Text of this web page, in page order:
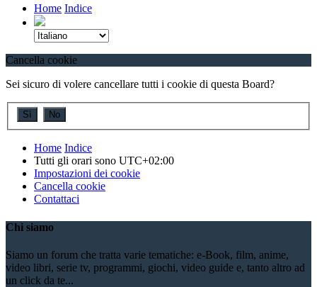
Home Indice
Cancella cookie
Sei sicuro di volere cancellare tutti i cookie di questa Board?
Home Indice
Tutti gli orari sono UTC+02:00
Impostazioni dei cookie
Cancella cookie
Contattaci
Chi siamo
Siamo un forum che tratta varie tematiche: e-Book, film, anime,
video libri, serie tv, programmi, giochi, video guide e, tanto altro ad
un click da te...